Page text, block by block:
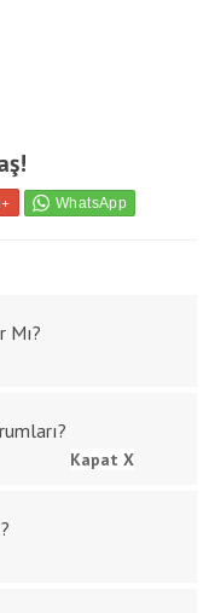
Mı?
Kapat X